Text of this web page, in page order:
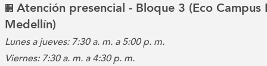
🏢 Atención presencial - Bloque 3 (Eco Campus
Medellín)
Lunes a jueves: 7:30 a. m. a 5:00 p. m.
Viernes: 7:30 a. m. a 4:30 p. m.